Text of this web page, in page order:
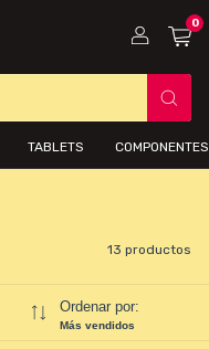
0
TABLETS
13 productos
Ordenar por:
Más vendidos